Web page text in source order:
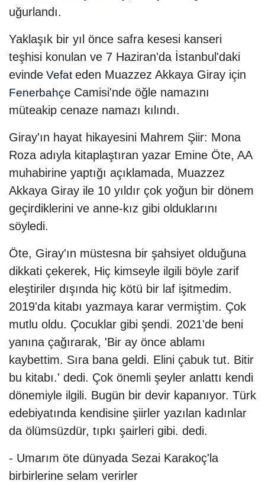
uğurlandı.
Yaklaşık bir yıl önce safra kesesi kanseri
teşhisi konulan ve 7 Haziran'da İstanbul'daki
evinde Vefateden Muazzez Akkaya Giray için
Fenerbahçe Camisi'nde öğle namazını
müteakip cenaze namazı kılındı.
Giray'ın hayat hikayesini Mahrem Şiir: Mona
Roza adıyla kitaplaştıran yazar Emine Öte, AA
muhabirine yaptığı açıklamada, Muazzez
Akkaya Giray ile 10 yıldır çok yoğun bir dönem
geçirdiklerini ve anne-kız gibi olduklarını
söyledi.
Öte, Giray'ın müstesna bir şahsiyet olduğuna
dikkati çekerek, Hiç kimseyle ilgili böyle zarif
eleştiriler dışında hiç kötü bir laf işitmedim.
2019'da kitabı yazmaya karar vermiştim. Çok
mutlu oldu. Çocuklar gibi şendi. 2021'de beni
yanına çağırarak, 'Bir ay önce ablamı
kaybettim. Sıra bana geldi. Elini çabuk tut. Bitir
bu kitabı.' dedi. Çok önemli şeyler anlattı kendi
dönemiyle ilgili. Bugün bir devir kapanıyor. Türk
edebiyatında kendisine şiirler yazılan kadınlar
da ölümsüzdür, tıpkı şairleri gibi. dedi.
- Umarım öte dünyada Sezai Karakoç'la
birbirlerine selam verirler